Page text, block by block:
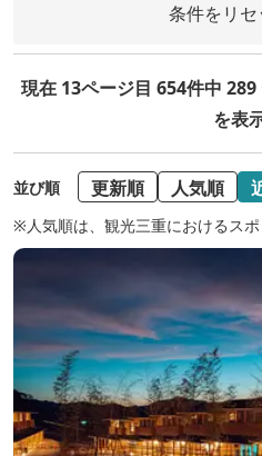
条件をリセ
現在 13ページ目 654件中
を表
並び順 更新順 人気順
※人気順は、観光三重におけるス